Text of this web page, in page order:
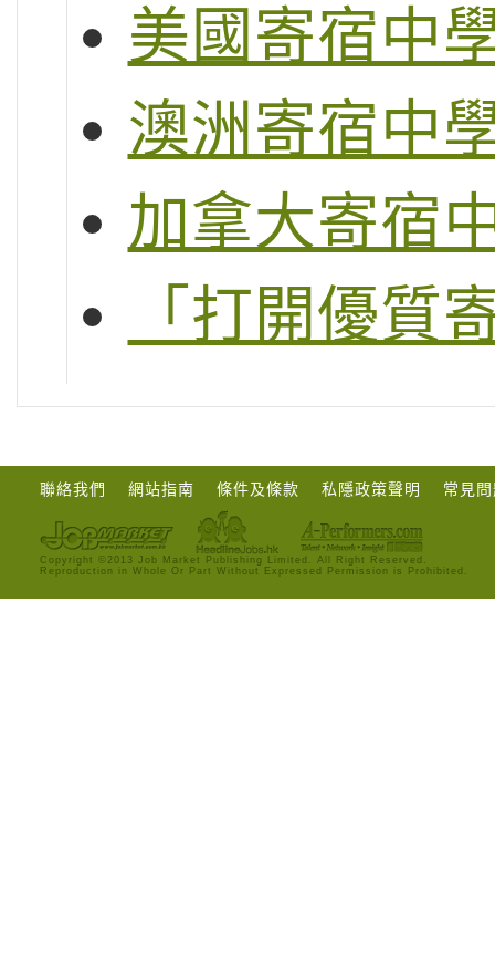
美國寄宿中
澳洲寄宿中
加拿大寄宿
「打開優質
聯絡我們 網站指南 條件及條款 私隱政策聲明 常見
Copyright ©2013 Job Market Publishing Limited. All Right Reserved.
Reproduction in Whole Or Part Without Expressed Permission is Prohibited.